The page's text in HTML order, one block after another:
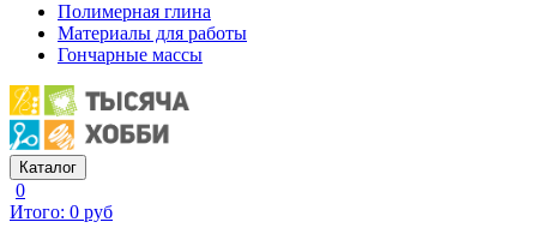
Полимерная глина
Материалы для работы
Гончарные массы
Каталог
0
Итого: 0 руб